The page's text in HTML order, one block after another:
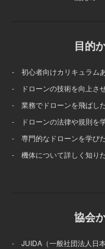
目的
- 初心者向けカリキュラム
- ドローンの技術を向上さ
- 業務でドローンを飛ばし
- ドローンの法律や規則を
- 専門的なドローンを学び
- 機体について詳しく知り
協会
- JUIDA（一般社団法人日本